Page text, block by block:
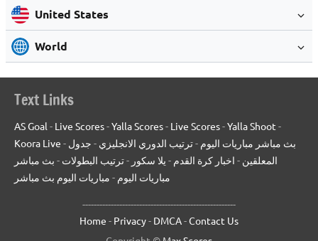
United States
World
Text Links
AS Goal - Live Scores-Yalla Scores- Live Scores-Yalla Shoot -
Koora Live - بث مباشر مباريات اليوم -ترتيب الدوري الانجليزي - جدول
المعلقين - اخبار كرة القدم - يلا سكور -ترتيب البطولات - بث مباشر
مباريات اليوم - مباريات اليوم بث مباشر
------------------------------------------------------
Home - Privacy- DMCA-Contact Us